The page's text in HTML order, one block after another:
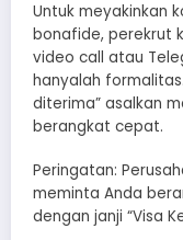
​Untuk meyakinkan
bonafide, perekrut
video call atau
hanyalah
diterima” asalkan
berangkat cepat.
​Peringatan:
meminta Anda
dengan janji “Visa